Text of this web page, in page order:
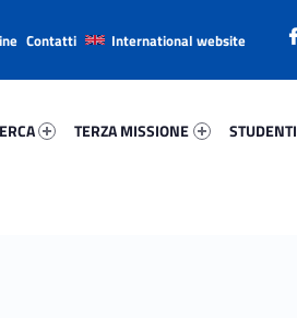
TERZA MISSIONE
STUDENTI
Contatti International website